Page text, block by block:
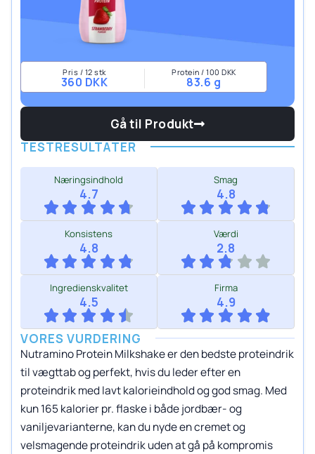
Pris / 12 stk
360 DKK
Protein / 100 DKK
83.6 g
Gå til Produkt
TESTRESULTATER
Næringsindhold
4.7
Smag
4.8
Konsistens
4.8
Værdi
2.8
Ingredienskvalitet
4.5
Firma
4.9
VORES VURDERING
Nutramino Protein Milkshake er den bedste proteindrik
til vægttab og perfekt, hvis du leder efter en
proteindrik med lavt kalorieindhold og god smag. Med
kun 165 kalorier pr. flaske i både jordbær- og
vaniljevarianterne, kan du nyde en cremet og
velsmagende proteindrik uden at gå på kompromis